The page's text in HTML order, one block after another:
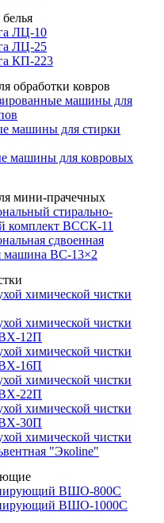
ЛЦ-10
ЛЦ-25
КП-223
обработки ковров
машины для
машины для стирки
машины для ковровых
мини-прачечных
стирально-
комплект ВССК-11
сдвоенная
машина ВС-13×2
химической чистки
химической чистки
12П
химической чистки
16П
химической чистки
22П
химической чистки
30П
химической чистки
"Экоline"
ВШО-800С
ВШО-1000С